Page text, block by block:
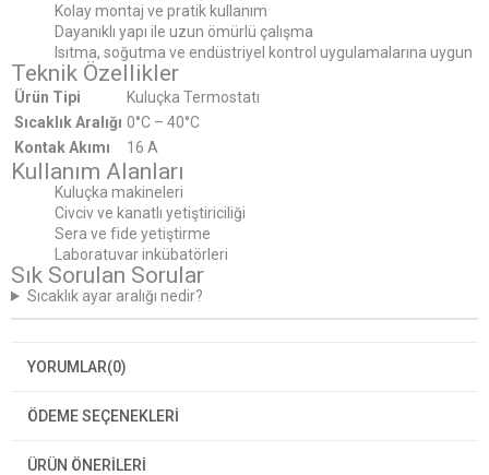
Kolay montaj ve pratik kullanım
Dayanıklı yapı ile uzun ömürlü çalışma
Isıtma, soğutma ve endüstriyel kontrol uygulamalarına uygun
Teknik Özellikler
Ürün Tipi
Kuluçka Termostatı
Sıcaklık Aralığı 0°C – 40°C
Kontak Akımı
16 A
Kullanım Alanları
Kuluçka makineleri
Civciv ve kanatlı yetiştiriciliği
Sera ve fide yetiştirme
Laboratuvar inkübatörleri
Sık Sorulan Sorular
Sıcaklık ayar aralığı nedir?
YORUMLAR(0)
ÖDEME SEÇENEKLERI
ÜRÜN ÖNERILERI